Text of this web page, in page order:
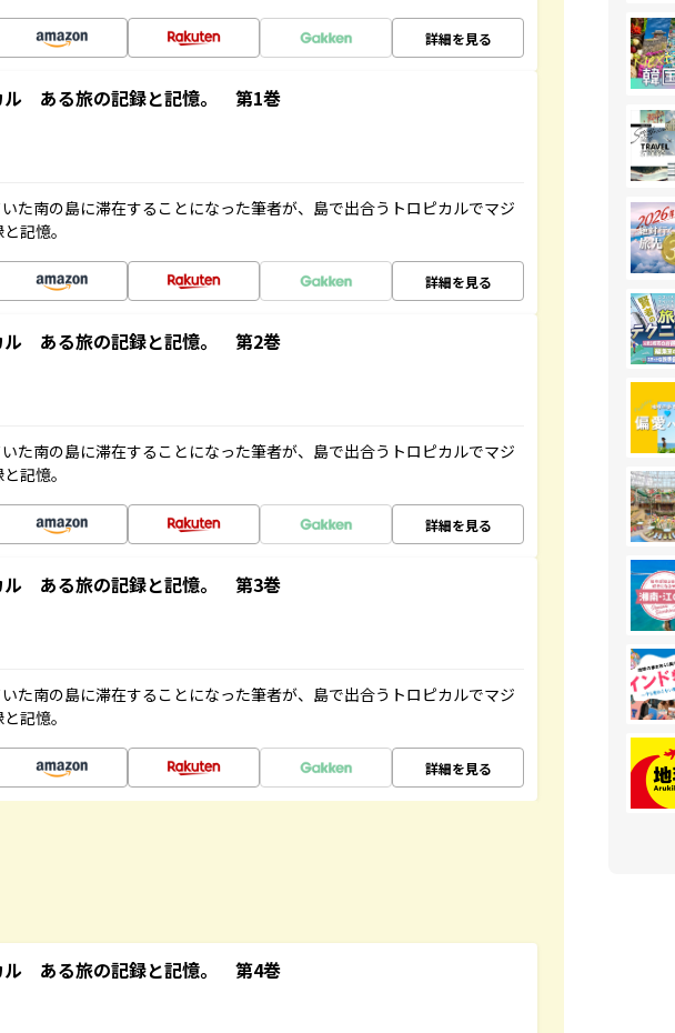
詳細を見る
ル ある旅の記録と記憶。 第1巻
た南の島に滞在することになった筆者が、島で出合うトロピカルでマジ
記憶。
詳細を見る
ル ある旅の記録と記憶。 第2巻
た南の島に滞在することになった筆者が、島で出合うトロピカルでマジ
記憶。
詳細を見る
ル ある旅の記録と記憶。 第3巻
た南の島に滞在することになった筆者が、島で出合うトロピカルでマジ
記憶。
詳細を見る
ル ある旅の記録と記憶。 第4巻